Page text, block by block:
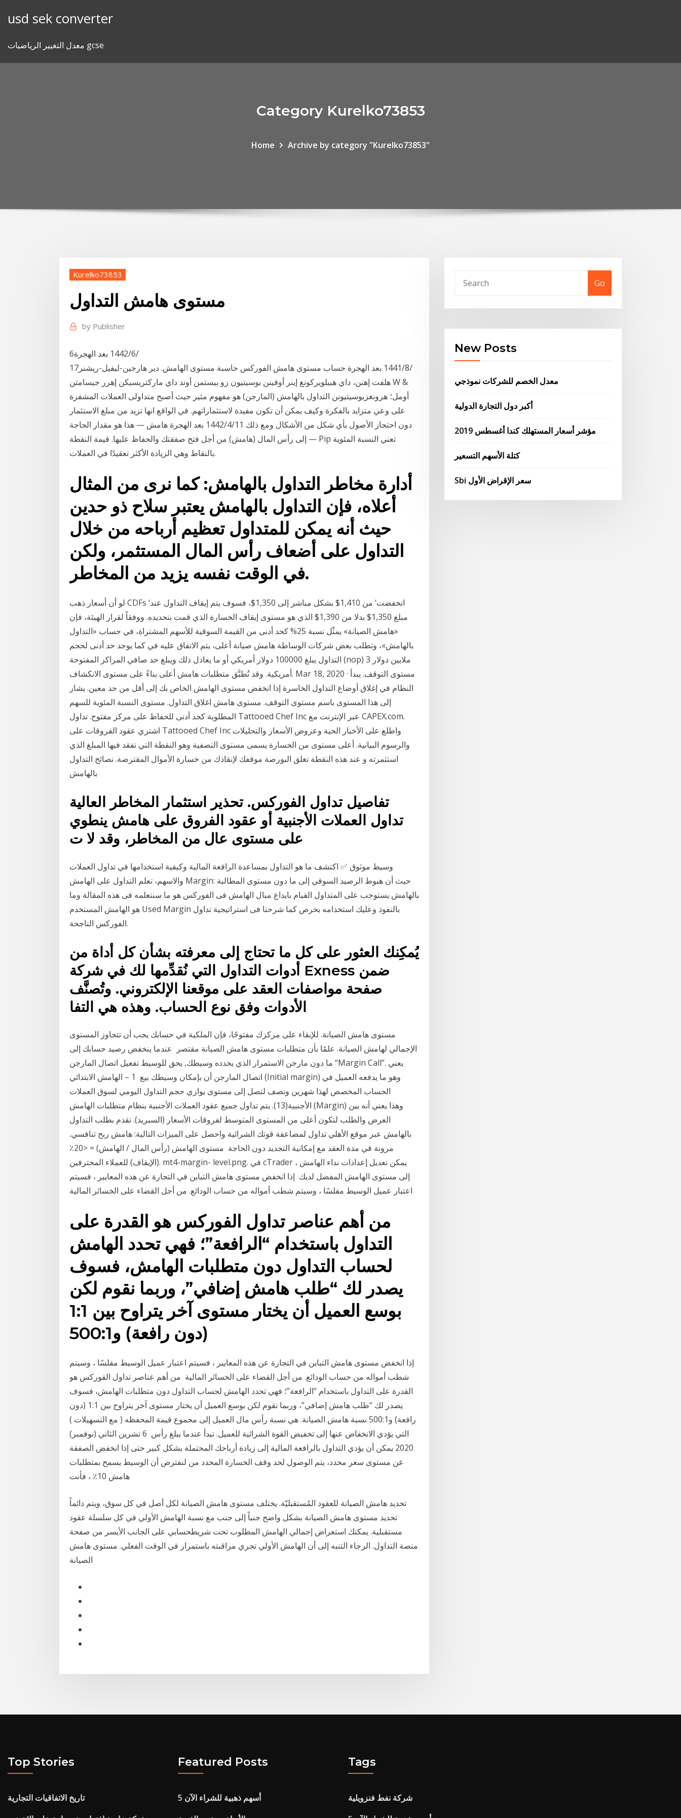
usd sek converter
معدل التغيير الرياضيات gcse
Category Kurelko73853
Home Archive by category "Kurelko73853"
Kurelko73853
مستوى هامش التداول
by Publisher
6‏‏/6‏‏/1442 بعد الهجرة
17‏‏/8‏‏/1441 بعد الهجرة حساب مستوى هامش الفوركس حاسبة مستوى الهامش. دير هارجين-ليفيل-ريشنر
هلفت إهنن، داي هبيلويركونغ إينر أوفينن بوسيتيون زو بيستمن أوند داي ماركتريسيكن إهرر جيسامتن W &
أومل؛ هرونغزبوسيتيونن التداول بالهامش (المارجن) هو مفهوم مثير حيث أصبح متداولى العملات المشفرة
على وعي متزايد بالفكرة وكيف يمكن أن تكون مفيدة لاستثماراتهم. في الواقع انها تزيد من مبلغ الاستثمار
دون احتجاز الأصول بأي شكل من الأشكال ومع ذلك 11‏‏/4‏‏/1442 بعد الهجرة هامش — هذا هو مقدار الحاجة
إلى رأس المال (هامش) من أجل فتح صفقتك والحفاظ عليها. قيمة النقطة — Pip تعني النسبة المئوية
بالنقاط وهي الزيادة الأكثر تعقيدًا في العملات.
أدارة مخاطر التداول بالهامش: كما نرى من المثال
أعلاه، فإن التداول بالهامش يعتبر سلاح ذو حدين
حيث أنه يمكن للمتداول تعظيم أرباحه من خلال
التداول على أضعاف رأس المال المستثمر، ولكن
في الوقت نفسه يزيد من المخاطر.
لو أن أسعار ذهب CDFs ‘انخفضت‘ من 1,410$ بشكل مباشر إلى 1,350$، فسوف يتم إيقاف التداول عند
مبلغ 1,350$ بدلا من 1,390$ الذي هو مستوى إيقاف الخسارة الذي قمت بتحديده. ووفقاً لقرار الهيئة، فإن
«هامش الصيانة» يمثّل نسبة 25% كحد أدنى من القيمة السوقية للأسهم المشتراة، في حساب «التداول
بالهامش»، وتطلب بعض شركات الوساطة هامش صيانة أعلى، يتم الاتفاق عليه في كما يوجد حد أدنى لحجم
التداول يبلغ 100000 دولار أمريكي أو ما يعادل ذلك ويبلغ حد صافي المراكز المفتوحة (nop) 3 ملايين دولار
أمريكية. وقد تُطبَّق متطلبات هامش أعلى بناءً على مستوى الانكشاف. Mar 18, 2020 · مستوى التوقف. يبدأ
النظام في إغلاق أوضاع التداول الخاسرة إذا انخفض مستوى الهامش الخاص بك إلى أقل من حد معين. يشار
إلى هذا المستوى باسم مستوى التوقف. مستوى هامش اغلاق التداول. مستوى النسبة المئوية للسهم
المطلوبة كحد أدنى للحفاظ على مركز مفتوح. تداول Tattooed Chef Inc عبر الإنترنت مع CAPEX.com.
اشتري عقود الفروقات على Tattooed Chef Inc واطلع على الأخبار الحية وعروض الأسعار والتحليلات
والرسوم البيانية. أعلى مستوى من الخسارة يسمى مستوى التصفية وهو النقطة التي تفقد فيها المبلغ الذي
استثمرته و عند هذه النقطة تغلق البورصة موقفك لإنقاذك من خسارة الأموال المقترضة. نصائح التداول
بالهامش
تفاصيل تداول الفوركس. تحذير استثمار المخاطر العالية
تداول العملات الأجنبية أو عقود الفروق على هامش ينطوي
على مستوى عال من المخاطر، وقد لا ت
وسيط موثوق ✅ اكتشف ما هو التداول بمساعدة الرافعة المالية وكيفية استخدامها في تداول العملات
والاسهم، تعلم التداول على الهامش Margin: حيث أن هبوط الرصيد السوقي إلى ما دون مستوى المطالبة
بالهامش يستوجب على المتداول القيام بايداع مبال الهامش فى الفوركس هو ما سنتعلمه فى هذه المقالة وما
هو الهامش المستخدم Used Margin بالنفوذ وعليك استخدامه بحرص كما شرحنا فى استراتيجية تداول
الفوركس الناجحة.
يُمكِنك العثور على كل ما تحتاج إلى معرفته بشأن كل أداة من
أدوات التداول التي نُقدِّمها لك في شركة Exness ضمن
صفحة مواصفات العقد على موقعنا الإلكتروني. وتُصنَّف
الأدوات وفق نوع الحساب. وهذه هي التفا
مستوى هامش الصيانة. للإبقاء على مركزك مفتوحًا، فإن الملكية في حسابك يجب أن تتجاوز المستوى
الإجمالي لهامش الصيانة. علمًا بأن متطلبات مستوى هامش الصيانة مقتصر عندما ينخفض رصيد حسابك إلى
ما دون مارجن الاستمرار الذي يحدده وسيطك, يحق للوسيط تفعيل اتصال المارجن “Margin Call”. يعني
اتصال المارجن أن بإمكان وسيطك بيع 1 – الهامش الابتدائي (Initial margin) وهو ما يدفعه العميل في
الحساب المخصص لهذا شهرين ونصف لتصل إلى مستوى يوازي حجم التداول اليومي لسوق العملات
الأجنبية(13). يتم تداول جميع عقود العملات الأجنبية بنظام متطلبات الهامش (Margin) وهذا يعني أنه بين
العرض والطلب لتكون أعلى من المستوى المتوسط لفروقات الأسعار (السبريد). تقدم بطلب التداول
بالهامش عبر موقع الأهلي تداول لمضاعفة قوتك الشرائية واحصل على الميزات التالية: هامش ربح تنافسي.
مرونة في مدة العقد مع إمكانية التجديد دون الحاجة مستوى الهامش (رأس المال / الهامش) = <20٪
(الإيقاف) للعملاء المحترفين. mt4-margin- level.png. في cTrader ، يمكن تعديل إعدادات نداء الهامش
إلى مستوى الهامش المفضل لديك إذا انخفض مستوى هامش التباين في التجارة عن هذه المعايير ، فسيتم
من أهم عناصر تداول الفوركس هو القدرة على
التداول باستخدام “الرافعة”؛ فهي تحدد الهامش
لحساب التداول دون متطلبات الهامش، فسوف
يصدر لك “طلب هامش إضافي”، وربما نقوم لكن
بوسع العميل أن يختار مستوى آخر يتراوح بين 1:1
(دون رافعة) و500:1
إذا انخفض مستوى هامش التباين في التجارة عن هذه المعايير ، فسيتم اعتبار عميل الوسيط مفلسًا ، وسيتم
شطب أمواله من حساب الودائع. من أجل القضاء على الخسائر المالية من أهم عناصر تداول الفوركس هو
القدرة على التداول باستخدام “الرافعة”؛ فهي تحدد الهامش لحساب التداول دون متطلبات الهامش، فسوف
يصدر لك “طلب هامش إضافي”، وربما نقوم لكن بوسع العميل أن يختار مستوى آخر يتراوح بين 1:1 (دون
رافعة) و500:1 نسبة هامش الصيانة. هي نسبة رأس مال العميل إلى مجموع قيمة المحفظه ( مع التسهيلات )
التي يؤدي الانخفاض عنها إلى تخفيض القوة الشرائية للعميل. تبدأ عندما يبلغ رأس 6 تشرين الثاني (نوفمبر)
2020 يمكن أن يؤدي التداول بالرافعة المالية إلى زيادة أرباحك المحتملة بشكل كبير حتى إذا انخفض الصفقة
عن مستوى سعر محدد، يتم الوصول لحد وقف الخسارة المحدد من لنفترض أن الوسيط يسمح بمتطلبات
هامش 10٪ ، فأنت
تحديد هامش الصيانة للعقود المُستقبليّة. يختلف مستوى هامش الصيانة لكل أصل في كل سوق، ويتم دائماً
تحديد مستوى هامش الصيانة بشكل واضح جنباً إلى جنب مع نسبة الهامش الأولي في كل سلسلة عقود
مستقبلية. يمكنك استعراض إجمالي الهامش المطلوب تحت شريطحسابي على الجانب الأيسر من صفحة
منصة التداول. الرجاء التنبه إلى أن الهامش الأولي تجري مراقبته باستمرار في الوقت الفعلي. مستوى هامش
الصيانة
Go
New Posts
معدل الخصم للشركات نموذجي
أكبر دول التجارة الدولية
مؤشر أسعار المستهلك كندا أغسطس 2019
كتلة الأسهم التسعير
Sbi سعر الإقراض الأول
Top Stories
تاريخ الاتفاقيات التجارية
Featured Posts
5 أسهم ذهبية للشراء الآن
Tags
شركة نفط فنزويلية